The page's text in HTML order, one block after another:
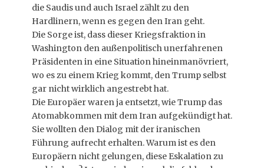
die Saudis und auch Israel zählt zu den
Hardlinern, wenn es gegen den Iran geht.
Die Sorge ist, dass dieser Kriegsfraktion in
Washington den außenpolitisch unerfahrenen
Präsidenten in eine Situation hineinmanövriert,
wo es zu einem Krieg kommt, den Trump selbst
gar nicht wirklich angestrebt hat.
Die Europäer waren ja entsetzt, wie Trump das
Atomabkommen mit dem Iran aufgekündigt hat.
Sie wollten den Dialog mit der iranischen
Führung aufrecht erhalten. Warum ist es den
Europäern nicht gelungen, diese Eskalation zu